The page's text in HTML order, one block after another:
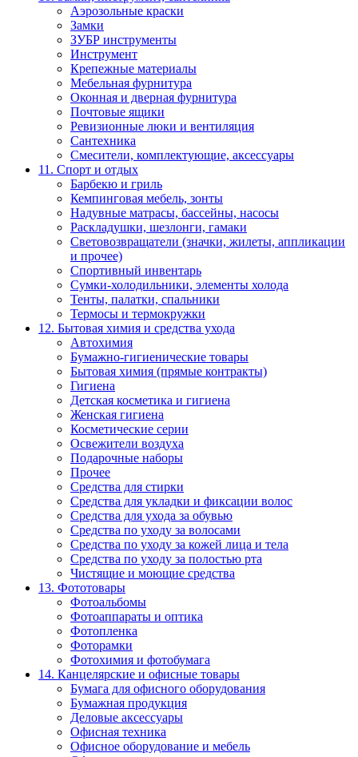
Аэрозольные краски
Замки
ЗУБР инструменты
Инструмент
Крепежные материалы
Мебельная фурнитура
Оконная и дверная фурнитура
Почтовые ящики
Ревизионные люки и вентиляция
Сантехника
Смесители, комплектующие, аксессуары
11. Спорт и отдых
Барбекю и гриль
Кемпинговая мебель, зонты
Надувные матрасы, бассейны, насосы
Раскладушки, шезлонги, гамаки
Световозвращатели (значки, жилеты, аппликации
и прочее)
Спортивный инвентарь
Сумки-холодильники, элементы холода
Тенты, палатки, спальники
Термосы и термокружки
12. Бытовая химия и средства ухода
Автохимия
Бумажно-гигиенические товары
Бытовая химия (прямые контракты)
Гигиена
Детская косметика и гигиена
Женская гигиена
Косметические серии
Освежители воздуха
Подарочные наборы
Прочее
Средства для стирки
Средства для укладки и фиксации волос
Средства для ухода за обувью
Средства по уходу за волосами
Средства по уходу за кожей лица и тела
Средства по уходу за полостью рта
Чистящие и моющие средства
13. Фототовары
Фотоальбомы
Фотоаппараты и оптика
Фотопленка
Фоторамки
Фотохимия и фотобумага
14. Канцелярские и офисные товары
Бумага для офисного оборудования
Бумажная продукция
Деловые аксессуары
Офисная техника
Офисное оборудование и мебель